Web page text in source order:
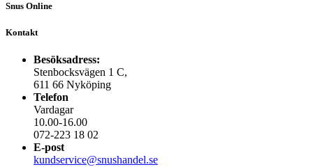
Snus Online
Kontakt
Besöksadress:
Stenbocksvägen 1 C,
611 66 Nyköping
Telefon
Vardagar
10.00-16.00
072-223 18 02
E-post
kundservice@snushandel.se